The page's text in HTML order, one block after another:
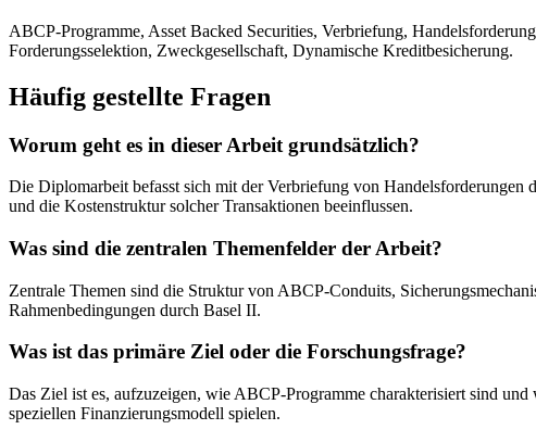
ABCP-Programme, Asset Backed Securities, Verbriefung,
Forderungsselektion, Zweckgesellschaft, Dynamische Kreditbesicherung.
Häufig gestellte Fragen
Worum geht es in dieser Arbeit grundsätzlich?
Die Diplomarbeit befasst sich mit der Verbriefung von
und die Kostenstruktur solcher Transaktionen beeinflussen.
Was sind die zentralen Themenfelder der Arbeit?
Zentrale Themen sind die Struktur von ABCP-Conduits,
Rahmenbedingungen durch Basel II.
Was ist das primäre Ziel oder die Forschungsfrage?
Das Ziel ist es, aufzuzeigen, wie ABCP-Programme charakterisiert sind
speziellen Finanzierungsmodell spielen.